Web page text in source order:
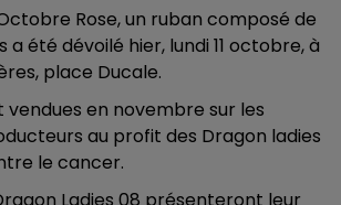
Rose, un ruban composé de
a été dévoilé hier, lundi 11 octobre, à
place Ducale.
vendues en novembre sur les
au profit des Dragon ladies
le cancer.
Ladies 08 présenteront leur